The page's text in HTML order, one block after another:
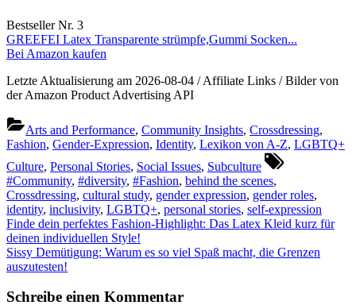
Bestseller Nr. 3
GREEFEI Latex Transparente strümpfe,Gummi Socken...
Bei Amazon kaufen
Letzte Aktualisierung am 2026-08-04 / Affiliate Links / Bilder von
der Amazon Product Advertising API
Arts and Performance, Community Insights, Crossdressing,
Fashion, Gender-Expression, Identity, Lexikon von A-Z, LGBTQ+
Culture, Personal Stories, Social Issues, Subculture
Tags:
#Community, #diversity, #Fashion, behind the scenes,
Crossdressing, cultural study, gender expression, gender roles,
identity, inclusivity, LGBTQ+, personal stories, self-expression
Beitragsnavigation
Previous
Post:
Finde dein perfektes Fashion-Highlight: Das Latex Kleid kurz für
deinen individuellen Style!
Next
Post:
Sissy Demütigung: Warum es so viel Spaß macht, die Grenzen
auszutesten!
Schreibe einen Kommentar